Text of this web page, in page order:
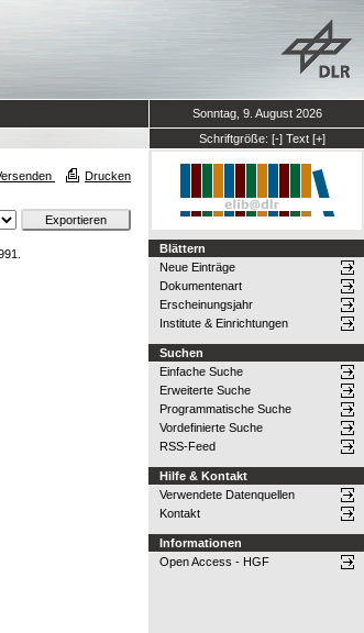
Sonntag, 9. August 2026
Schriftgröße: [-] Text [+]
Drucken
Blättern
Neue Einträge
Dokumentenart
Erscheinungsjahr
Institute & Einrichtungen
Suchen
Einfache Suche
Erweiterte Suche
Programmatische Suche
Vordefinierte Suche
RSS-Feed
Hilfe & Kontakt
Verwendete Datenquellen
Kontakt
Informationen
Open Access - HGF